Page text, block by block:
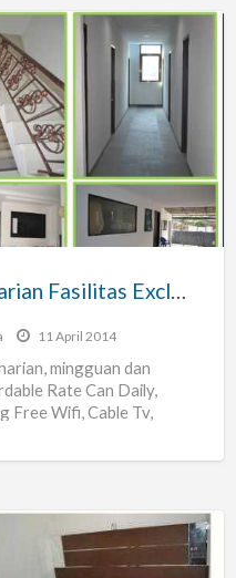
Menyewakan Kamar Harian Fasilitas Exclusive
11 April 2014
mingguan dan
Rate Can Daily,
Free Wifi, Cable Tv,